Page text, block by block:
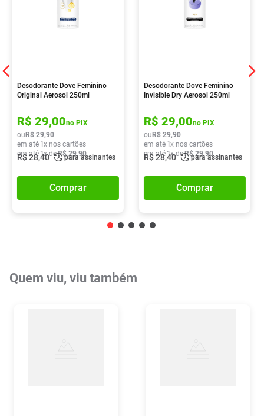
Desodorante Dove Feminino
Original Aerosol 250ml
R$ 29,00no PIX
ou R$ 29,90
em até 1x nos cartões
em até 1x deR$ 29,90
R$28,40 para assinantes
Comprar
Desodorante Dove Feminino
Invisible Dry Aerosol 250ml
R$ 29,00no PIX
ou R$ 29,90
em até 1x nos cartões
em até 1x deR$ 29,90
R$28,40 para assinantes
Comprar
Quem viu, viu também